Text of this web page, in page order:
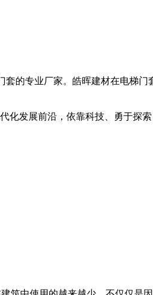
的专业厂家。皓晖建材在电梯门
化发展前沿，依靠科技、勇于探